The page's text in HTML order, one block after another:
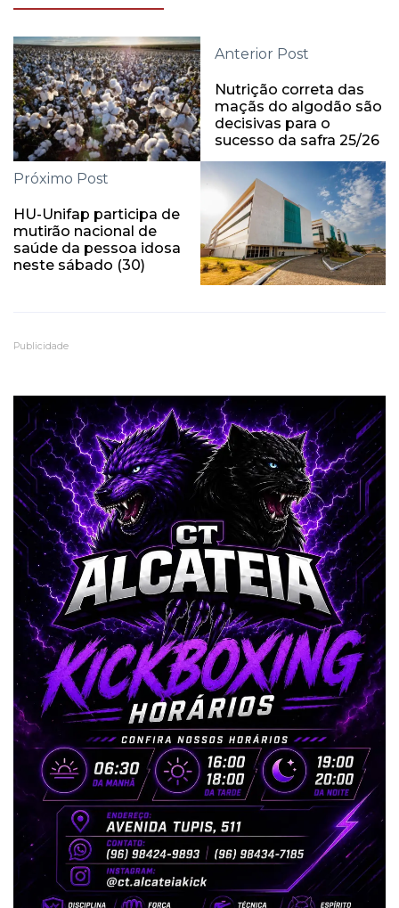
Anterior Post
Nutrição correta das
maçãs do algodão são
decisivas para o
sucesso da safra 25/26
Próximo Post
HU-Unifap participa de
mutirão nacional de
saúde da pessoa idosa
neste sábado (30)
Publicidade